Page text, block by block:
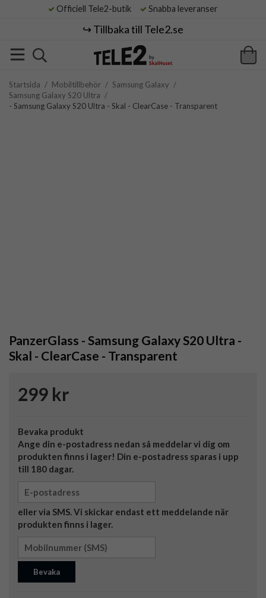
Officiell Tele2-butik Snabba leveranser
↪️ Tillbaka till Tele2.se
Startsida / Mobiltillbehör / Samsung Galaxy /
Samsung Galaxy S20 Ultra /
- Samsung Galaxy S20 Ultra - Skal - ClearCase - Transparent
PanzerGlass - Samsung Galaxy S20 Ultra -
Skal - ClearCase - Transparent
299 kr
Bevaka produkt
Ange din e-postadress nedan så meddelar vi dig om
produkten finns i lager! Din e-postadress sparas i upp
till 180 dagar.
eller via SMS. Vi skickar endast ett meddelande när
produkten finns i lager.
Bevaka